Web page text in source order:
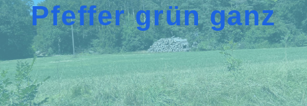
Pfeffer grün ganz